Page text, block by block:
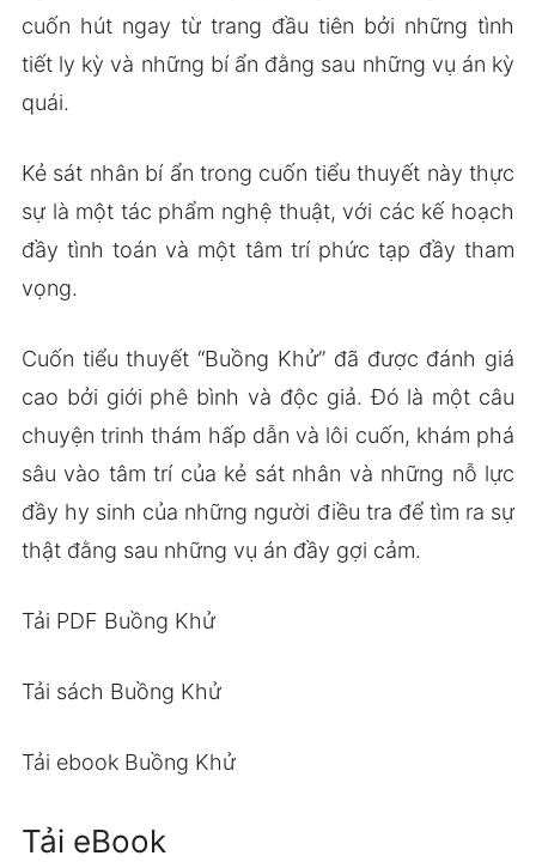
cuốn hút ngay từ trang đầu tiên bởi những tình
tiết ly kỳ và những bí ẩn đằng sau những vụ án kỳ
quái.
Kẻ sát nhân bí ẩn trong cuốn tiểu thuyết này thực
sự là một tác phẩm nghệ thuật, với các kế hoạch
đầy tình toán và một tâm trí phức tạp đầy tham
vọng.
Cuốn tiểu thuyết “Buồng Khử” đã được đánh giá
cao bởi giới phê bình và độc giả. Đó là một câu
chuyện trinh thám hấp dẫn và lôi cuốn, khám phá
sâu vào tâm trí của kẻ sát nhân và những nỗ lực
đầy hy sinh của những người điều tra để tìm ra sự
thật đằng sau những vụ án đầy gợi cảm.
Tải PDF Buồng Khử
Tải sách Buồng Khử
Tải ebook Buồng Khử
Tải eBook